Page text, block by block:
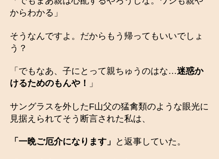
からわかる」
そうなんですよ。だからもう帰ってもいいでしょ
う？
「でもなあ、子にとって親ちゅうのはな…迷惑か
けるためのもんや！
」
サングラスを外したF山父の猛禽類のような眼光に
見据えられてそう断言された私は、
「一晩ご厄介になります」 と返事していた。